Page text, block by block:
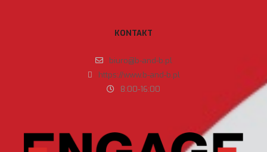
KONTAKT
biuro@b-and-b.pl
https://www.b-and-b.pl
8:00-16:00